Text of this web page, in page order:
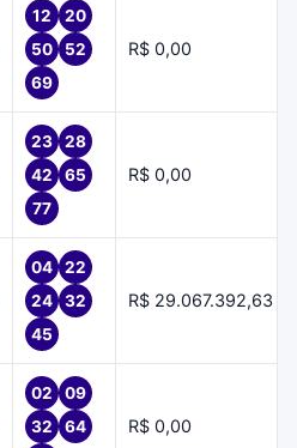
12
20
50
52
69
R$ 0,00
23
28
42
65
77
R$ 0,00
04
22
24
32
45
R$ 29.067.392,63
02
09
32
64
R$ 0,00